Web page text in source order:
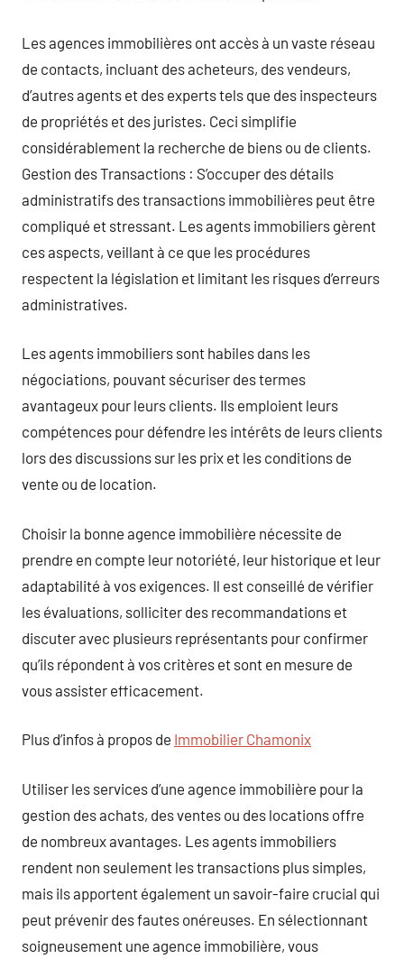
Les agences immobilières ont accès à un vaste réseau
de contacts, incluant des acheteurs, des vendeurs,
d’autres agents et des experts tels que des inspecteurs
de propriétés et des juristes. Ceci simplifie
considérablement la recherche de biens ou de clients.
Gestion des Transactions : S’occuper des détails
administratifs des transactions immobilières peut être
compliqué et stressant. Les agents immobiliers gèrent
ces aspects, veillant à ce que les procédures
respectent la législation et limitant les risques d’erreurs
administratives.
Les agents immobiliers sont habiles dans les
négociations, pouvant sécuriser des termes
avantageux pour leurs clients. Ils emploient leurs
compétences pour défendre les intérêts de leurs clients
lors des discussions sur les prix et les conditions de
vente ou de location.
Choisir la bonne agence immobilière nécessite de
prendre en compte leur notoriété, leur historique et leur
adaptabilité à vos exigences. Il est conseillé de vérifier
les évaluations, solliciter des recommandations et
discuter avec plusieurs représentants pour confirmer
qu’ils répondent à vos critères et sont en mesure de
vous assister efficacement.
Plus d’infos à propos de Immobilier Chamonix
Utiliser les services d’une agence immobilière pour la
gestion des achats, des ventes ou des locations offre
de nombreux avantages. Les agents immobiliers
rendent non seulement les transactions plus simples,
mais ils apportent également un savoir-faire crucial qui
peut prévenir des fautes onéreuses. En sélectionnant
soigneusement une agence immobilière, vous